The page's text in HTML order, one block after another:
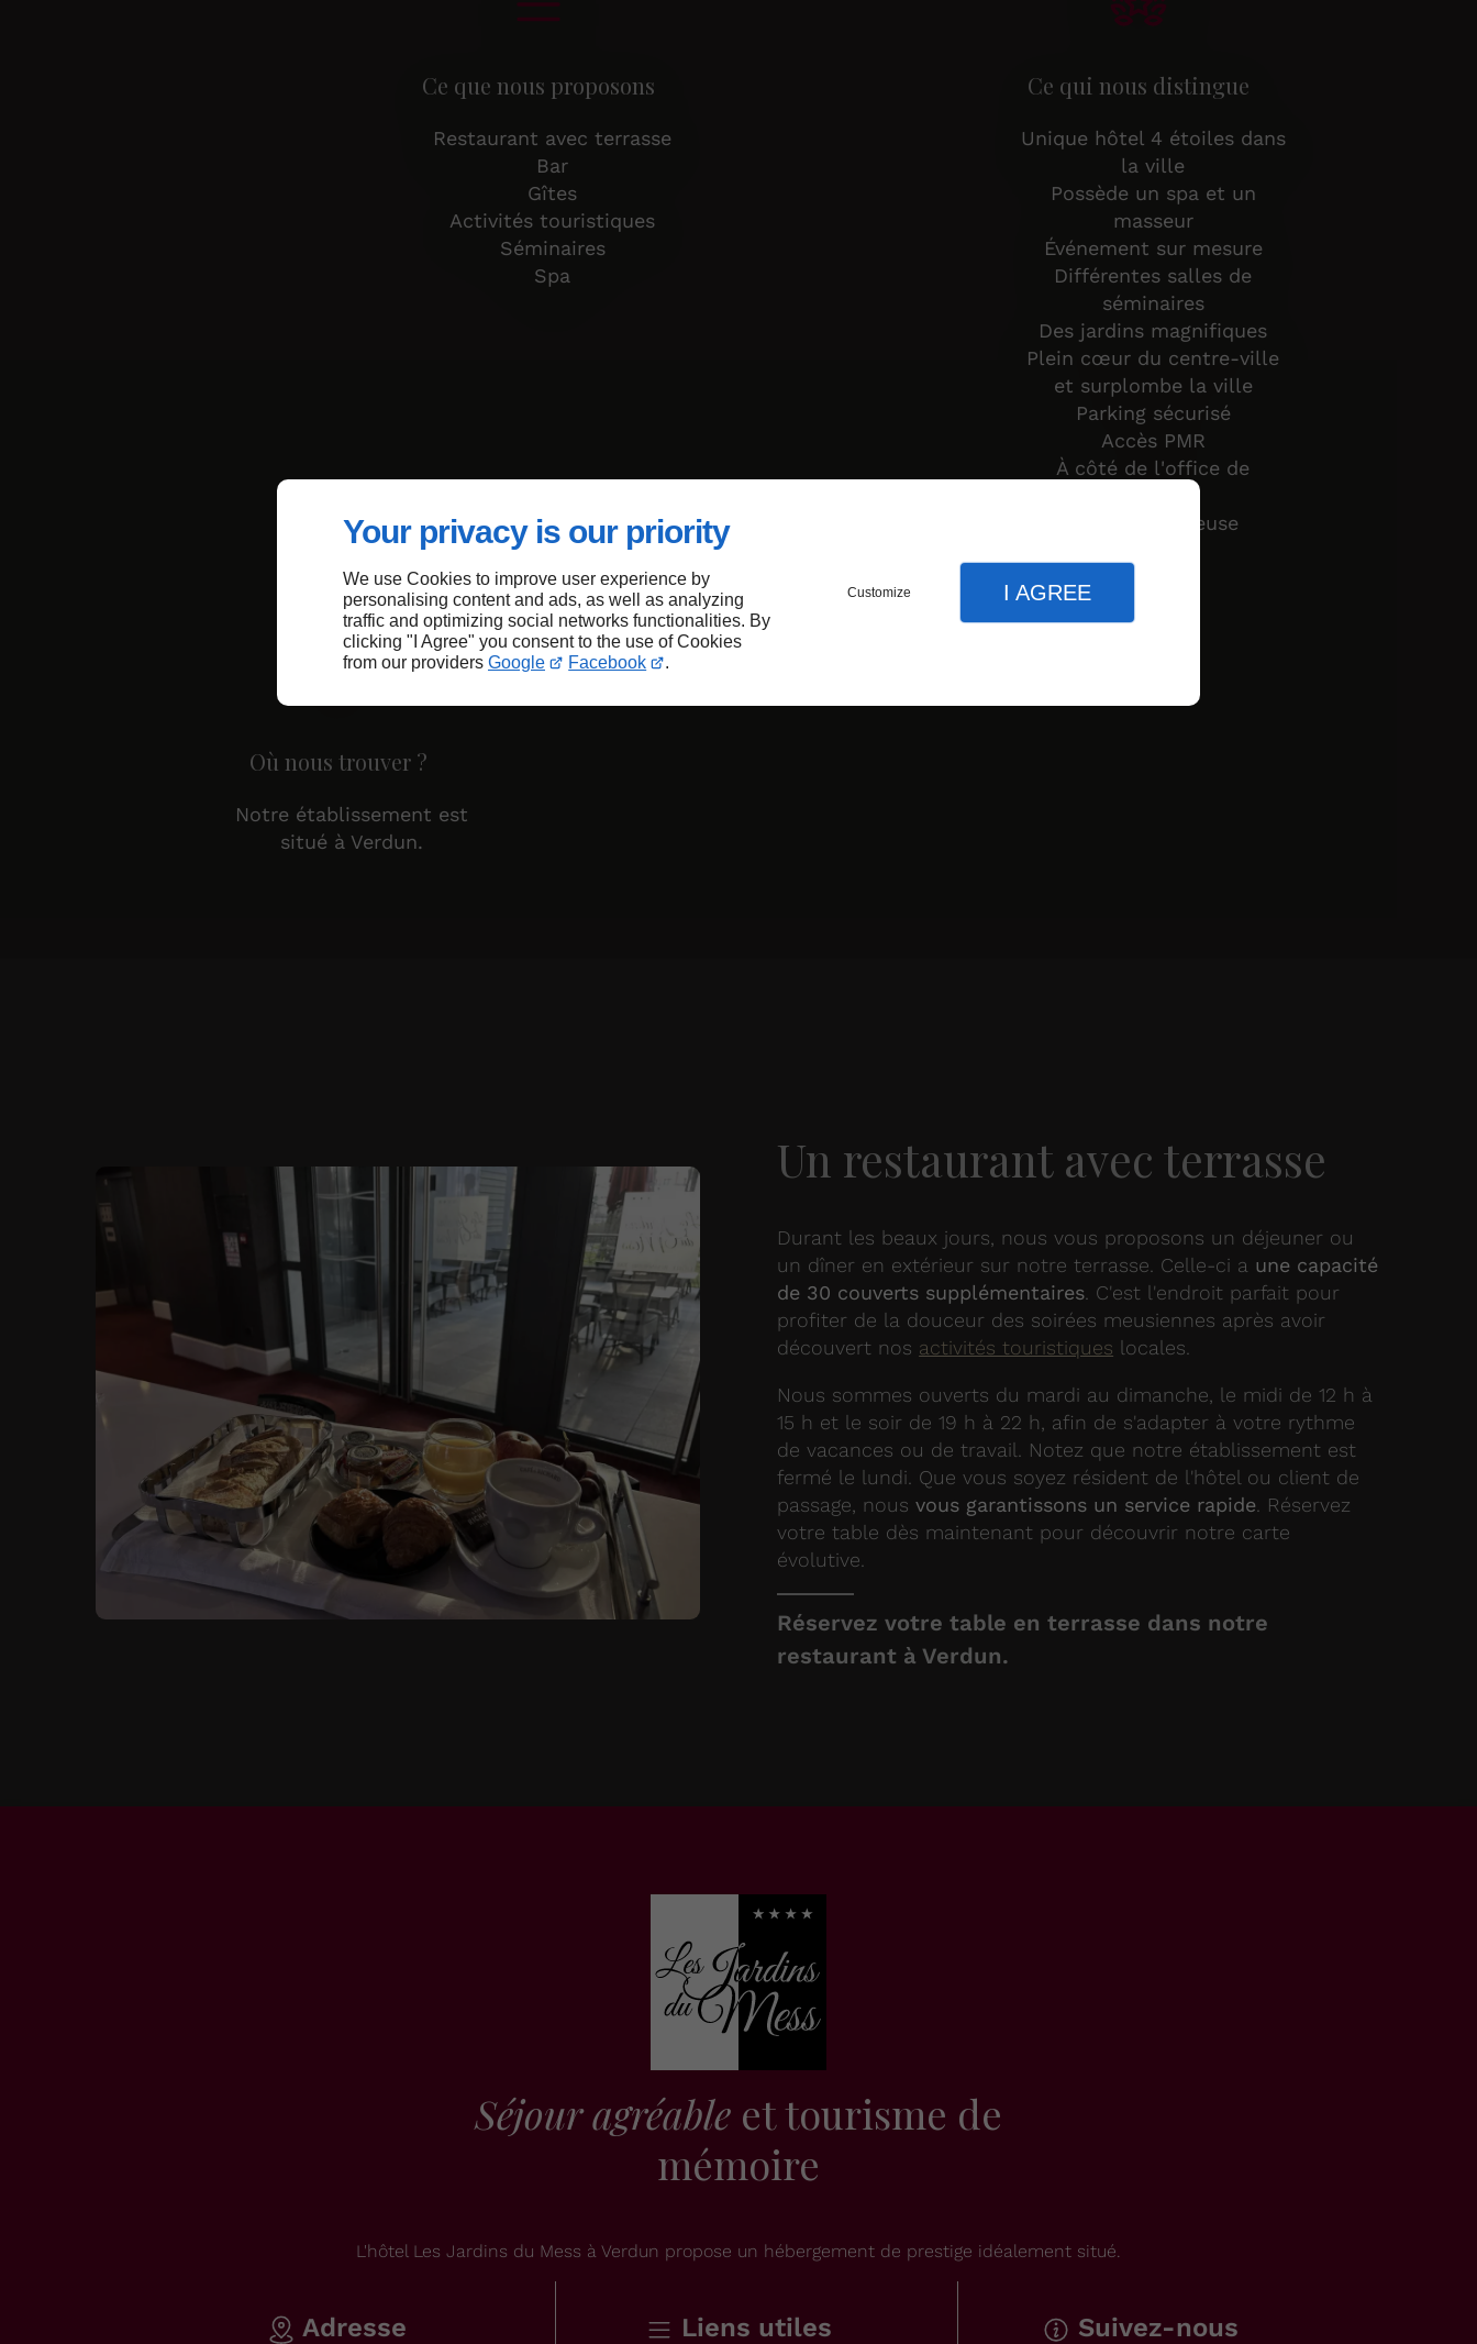
Your privacy is our priority
We use Cookies to improve user experience by
personalising content and ads, as well as analyzing
traffic and optimizing social networks functionalities. By
clicking "I Agree" you consent to the use of Cookies
from our providers Google Facebook .
Customize I AGREE
Ce que nous proposons
Restaurant avec terrasse
Bar
Gîtes
Activités touristiques
Séminaires
Spa
Ce qui nous distingue
Unique hôtel 4 étoiles dans
la ville
Possède un spa et un
masseur
Événement sur mesure
Différentes salles de
séminaires
Des jardins magnifiques
Plein cœur du centre-ville
et surplombe la ville
Parking sécurisé
Accès PMR
À côté de l'office de
En bord de Meuse
Où nous trouver ?
Notre établissement est
situé à Verdun.
Un restaurant avec terrasse
Durant les beaux jours, nous vous proposons un déjeuner ou
un dîner en extérieur sur notre terrasse. Celle-ci a une capacité
de 30 couverts supplémentaires. C'est l'endroit parfait pour
profiter de la douceur des soirées meusiennes après avoir
découvert nos activités touristiques locales.
Nous sommes ouverts du mardi au dimanche, le midi de 12 h à
15 h et le soir de 19 h à 22 h, afin de s'adapter à votre rythme
de vacances ou de travail. Notez que notre établissement est
fermé le lundi. Que vous soyez résident de l'hôtel ou client de
passage, nousvous garantissons un service rapide. Réservez
votre table dès maintenant pour découvrir notre carte
évolutive.
Réservez votre table en terrasse dans notre
restaurant à Verdun.
Séjour agréableet tourisme de
mémoire
L'hôtel Les Jardins du Mess à Verdun propose un hébergement de prestige idéalement situé.
Adresse Liens utiles Suivez-nous